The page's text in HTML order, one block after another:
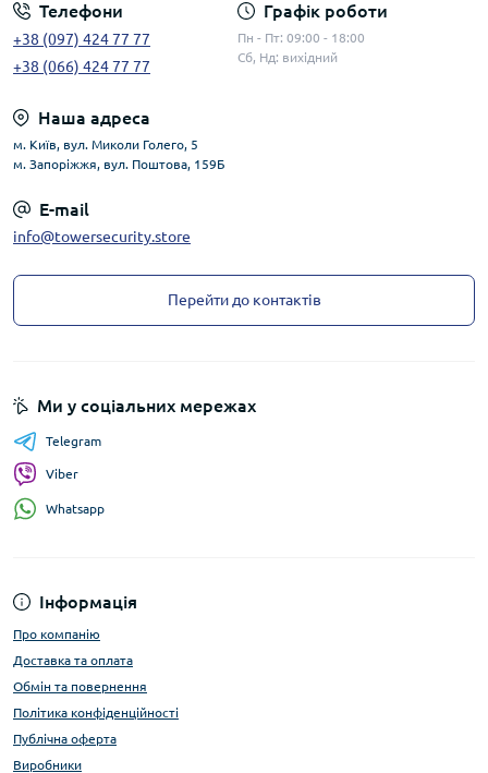
Телефони
+38 (097) 424 77 77
+38 (066) 424 77 77
Графік роботи
Пн - Пт: 09:00 - 18:00
Сб, Нд: вихідний
Наша адреса
м. Київ, вул. Миколи Голего, 5
м. Запоріжжя, вул. Поштова, 159Б
E-mail
info@towersecurity.store
Перейти до контактів
Інформація
Про компанію
Доставка та оплата
Обмін та повернення
Політика конфіденційності
Публічна оферта
Виробники
Ми у соціальних мережах
Telegram
Viber
Whatsapp